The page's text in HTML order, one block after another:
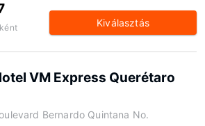
Kiválasztás
VM Express Querétaro
Bernardo Quintana No.